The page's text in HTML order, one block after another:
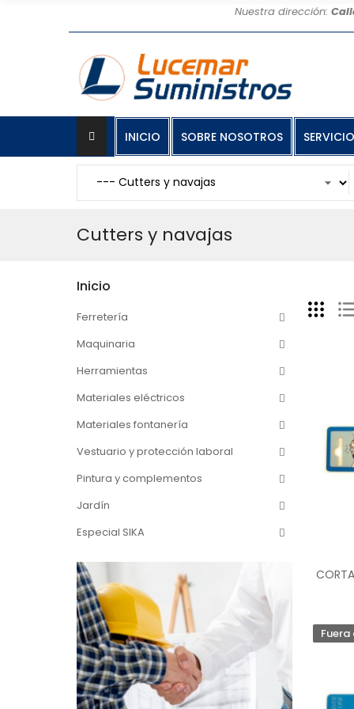
Nuestra dirección:
INICIO SOBRE NOSOTROS
Cutters y navajas
Inicio
Ferretería
Maquinaria
Herramientas
Materiales eléctricos
Materiales fontanería
Vestuario y protección laboral
Pintura y complementos
Jardín
Especial SIKA